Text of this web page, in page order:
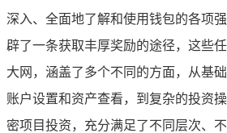
深入、全面地了解和使用钱包的各项
辟了一条获取丰厚奖励的途径，这些
大网，涵盖了多个不同的方面，从基
账户设置和资产查看，到复杂的投资
密项目投资，充分满足了不同层次、